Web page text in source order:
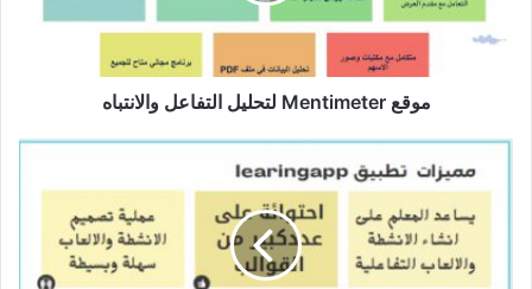
موقع Mentimeter لتحليل التفاعل والانتباه
موقع
Learingapp
الأنشطة